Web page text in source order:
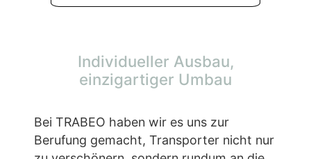
Individueller Ausbau,
einzigartiger Umbau
Bei TRABEO haben wir es uns zur
Berufung gemacht, Transporter nicht nur